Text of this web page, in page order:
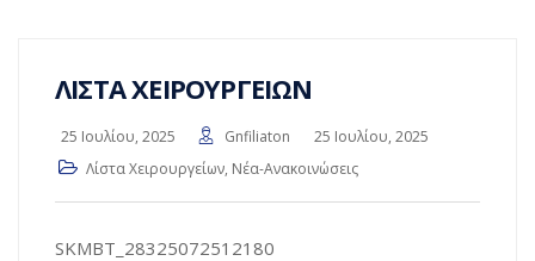
ΛΙΣΤΑ ΧΕΙΡΟΥΡΓΕΙΩΝ
25 Ιουλίου, 2025 Gnfiliaton
25 Ιουλίου, 2025
Λίστα Χειρουργείων, Νέα-Ανακοινώσεις
SKMBT_28325072512180